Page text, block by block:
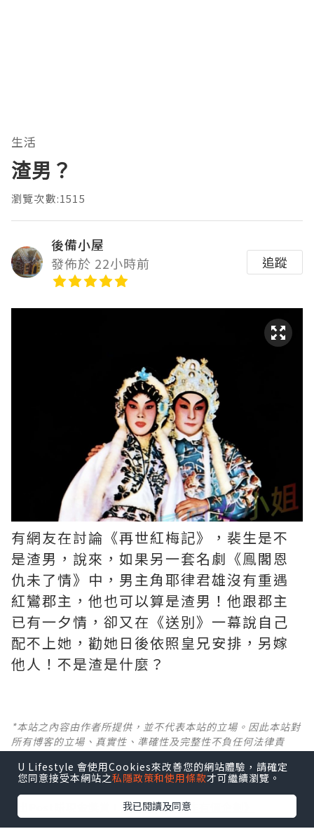
生活
渣男？
瀏覽次數:1515
後備小屋
發佈於 22小時前
追蹤
有網友在討論《再世紅梅記》，裴生是不
是渣男，說來，如果另一套名劇《鳯閣恩
仇未了情》中，男主角耶律君雄沒有重遇
紅鸞郡主，他也可以算是渣男！他跟郡主
已有一夕情，卻又在《送別》一幕說自己
配不上她，勸她日後依照皇兄安排，另嫁
他人！不是渣是什麼？ ​​​
*本站之內容由作者所提供，並不代表本站的立場。因此本站對
所有博客的立場、真實性、準確性及完整性不負任何法律責
登記《社群創作有價企劃》
U Lifestyle 會使用Cookies來改善您的網站體驗，請確定
您同意接受本網站之私隱政策和使用條款才可繼續瀏覽。
我已閱讀及同意